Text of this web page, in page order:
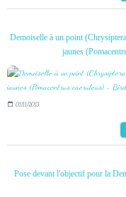
Demoiselle à un point
jaunes
01/11/2013
Pose devant l'objectif pour la